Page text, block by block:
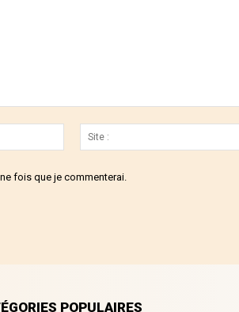
Email
:*
fois que je commenterai.
POPULAIRES